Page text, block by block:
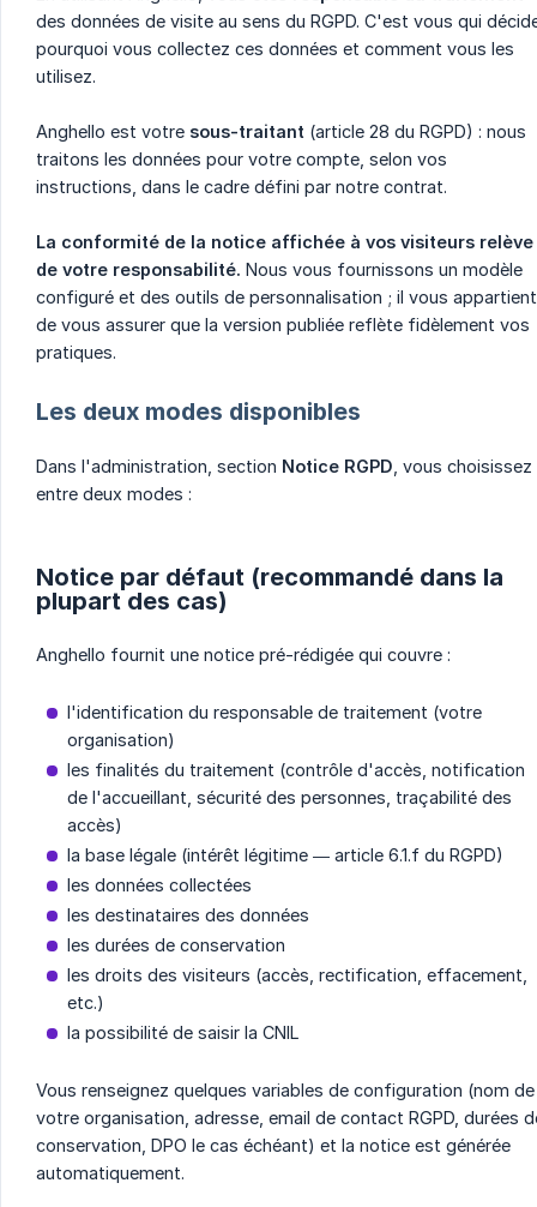
des données de visite au sens du RGPD. C'est vous qui
pourquoi vous collectez ces données et comment vous les
utilisez.
Anghello est votre sous-traitant (article 28 du RGPD) : nous
traitons les données pour votre compte, selon vos
instructions, dans le cadre défini par notre contrat.
La conformité de la notice affichée à vos visiteurs relève
de votre responsabilité. Nous vous fournissons un modèle
configuré et des outils de personnalisation ; il vous appartient
de vous assurer que la version publiée reflète fidèlement vos
pratiques.
Les deux modes disponibles
Dans l'administration, section Notice RGPD , vous choisissez
entre deux modes :
Notice par défaut (recommandé dans la
plupart des cas)
Anghello fournit une notice pré-rédigée qui couvre :
l'identification du responsable de traitement (votre
organisation)
les finalités du traitement (contrôle d'accès, notification
de l'accueillant, sécurité des personnes, traçabilité des
accès)
la base légale (intérêt légitime — article 6.1.f du RGPD)
les données collectées
les destinataires des données
les durées de conservation
les droits des visiteurs (accès, rectification, effacement,
etc.)
la possibilité de saisir la CNIL
Vous renseignez quelques variables de configuration (nom de
votre organisation, adresse, email de contact RGPD, durées
conservation, DPO le cas échéant) et la notice est générée
automatiquement.